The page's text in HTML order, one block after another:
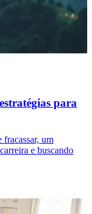
para
um
e buscando